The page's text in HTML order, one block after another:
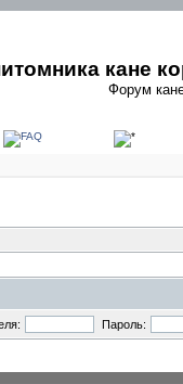
кане
Форум
Пароль: